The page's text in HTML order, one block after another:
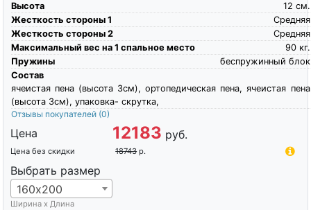
Высота
см.
12
Жесткость стороны 1
Средняя
Жесткость стороны 2
Средняя
Максимальный вес на 1 спальное место
кг.
90
Пружины
беспружинный блок
Состав
ячеистая пена (высота 3см), ортопедическая пена, ячеистая пена
(высота 3см), упаковка- скрутка,
Отзывы покупателей (0)
Цена 12183 руб.
Цена без скидки 18743 р.
Выбрать размер
160х200
Ширина х Длина